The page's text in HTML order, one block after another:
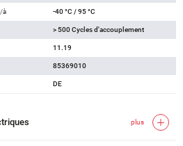
à -40 °C / 95 °C
> 500 Cycles d'accouplement
11.19
85369010
DE
plus